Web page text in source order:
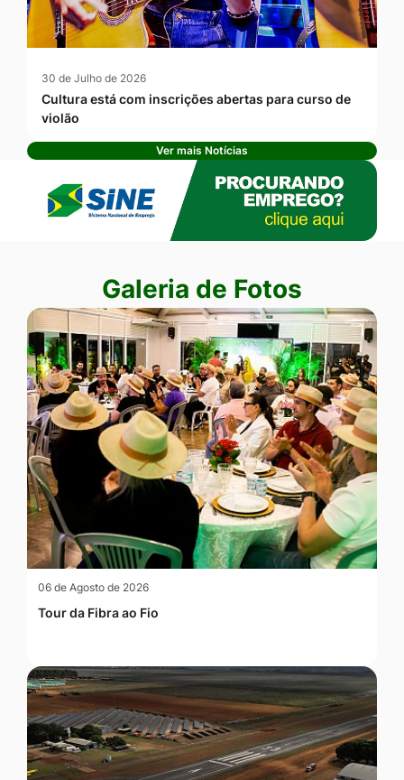
30 de Julho de 2026
Cultura está com inscrições abertas para curso de
violão
Ver mais Notícias
Seção Galeria de Fotos
Galeria de Fotos
06 de Agosto de 2026
Tour da Fibra ao Fio